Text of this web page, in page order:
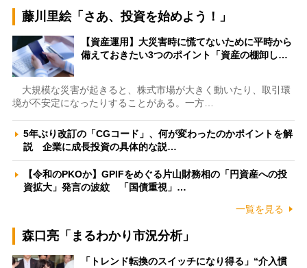
藤川里絵「さあ、投資を始めよう！」
【資産運用】大災害時に慌てないために平時から
備えておきたい3つのポイント「資産の棚卸し…
大規模な災害が起きると、株式市場が大きく動いたり、取引環
境が不安定になったりすることがある。一方…
5年ぶり改訂の「CGコード」、何が変わったのかポイントを解
説 企業に成長投資の具体的な説…
【令和のPKOか】GPIFをめぐる片山財務相の「円資産への投
資拡大」発言の波紋 「国債重視」…
一覧を見る
森口亮「まるわかり市況分析」
「トレンド転換のスイッチになり得る」“介入慣